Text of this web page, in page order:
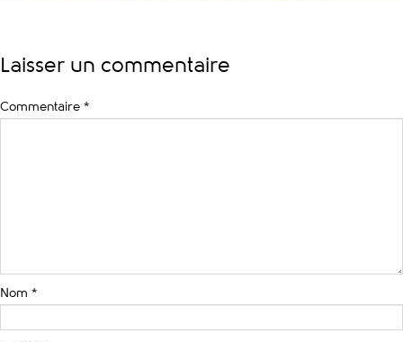
Laisser un commentaire
Commentaire *
Nom *